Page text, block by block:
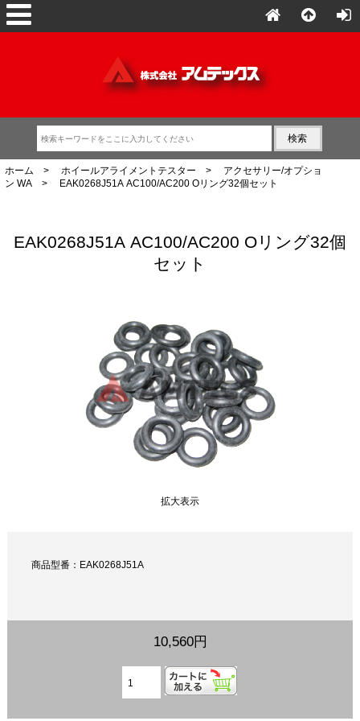
ホーム > ホイールアライメントテスター > アクセサリー/オプショ
ン WA> EAK0268J51A AC100/AC200 Oリング32個セット
EAK0268J51A AC100/AC200 Oリング32個
セット
拡大表示
商品型番：EAK0268J51A
10,560円